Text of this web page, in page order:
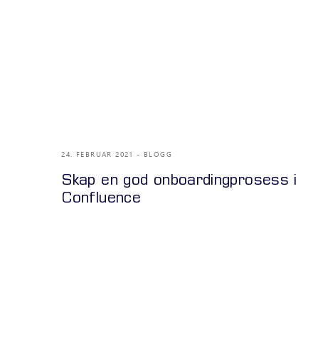
24. FEBRUAR 2021 BLOGG
Skap en god onboardingprosess i
Confluence